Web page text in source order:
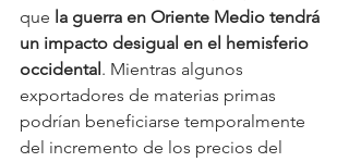
que la guerra en Oriente Medio tendrá
un impacto desigual en el hemisferio
occidental . Mientras algunos
exportadores de materias primas
podrían beneficiarse temporalmente
del incremento de los precios del